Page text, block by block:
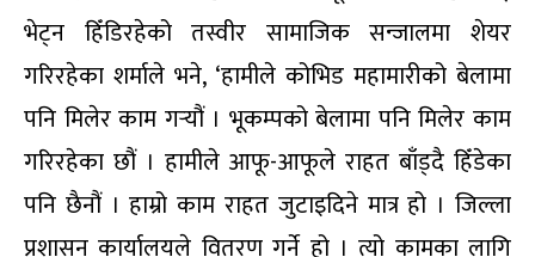
भेट्न हिँडिरहेको तस्वीर सामाजिक सन्जालमा शेयर
गरिरहेका शर्माले भने, ‘हामीले कोभिड महामारीको बेलामा
पनि मिलेर काम गर्‍यौं । भूकम्पको बेलामा पनि मिलेर काम
गरिरहेका छौं । हामीले आफू-आफूले राहत बाँड्दै हिँडेका
पनि छैनौं । हाम्रो काम राहत जुटाइदिने मात्र हो । जिल्ला
प्रशासन कार्यालयले वितरण गर्ने हो । त्यो कामका लागि